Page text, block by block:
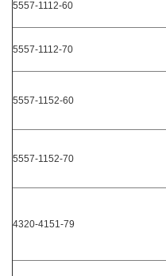
5557-1112-60
5557-1112-70
5557-1152-60
5557-1152-70
4320-4151-79